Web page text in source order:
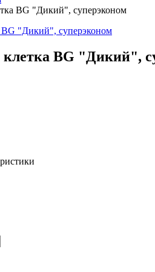
BG "Дикий", суперэконом
клетка BG "Дикий",